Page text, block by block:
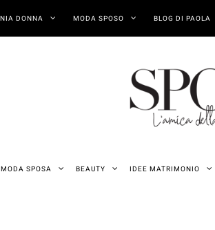
DONNA MODA SPOSO BLOG DI PAOLA
MODA SPOSA BEAUTY IDEE MATRIMONIO